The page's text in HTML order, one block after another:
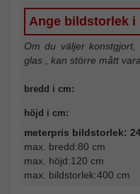
Ange bildstorlek i
Om du väljer
glas , kan större mått
bredd i cm:
höjd i cm:
meterpris bildstorlek:
max. bredd:80 cm
max. höjd:120 cm
max. bildstorlek:400 cm